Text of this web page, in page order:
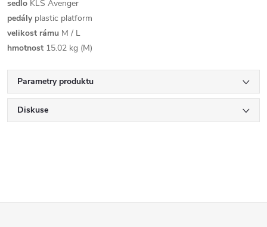
sedlo KLS Avenger
pedályplastic platform
velikost rámu M / L
hmotnost 15.02 kg (M)
Parametry produktu
Diskuse